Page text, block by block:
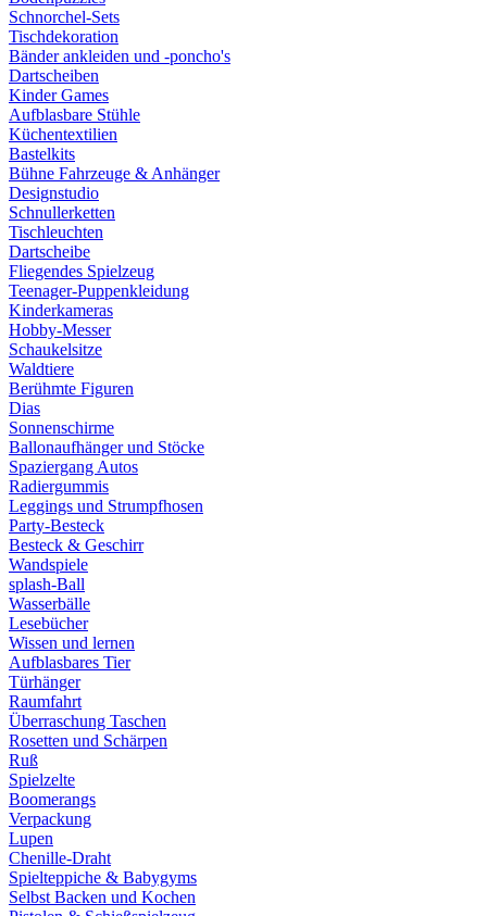
Schnorchel-Sets
Tischdekoration
Bänder ankleiden und -poncho's
Dartscheiben
Kinder Games
Aufblasbare Stühle
Küchentextilien
Bastelkits
Bühne Fahrzeuge & Anhänger
Designstudio
Schnullerketten
Tischleuchten
Dartscheibe
Fliegendes Spielzeug
Teenager-Puppenkleidung
Kinderkameras
Hobby-Messer
Schaukelsitze
Waldtiere
Berühmte Figuren
Dias
Sonnenschirme
Ballonaufhänger und Stöcke
Spaziergang Autos
Radiergummis
Leggings und Strumpfhosen
Party-Besteck
Besteck & Geschirr
Wandspiele
splash-Ball
Wasserbälle
Lesebücher
Wissen und lernen
Aufblasbares Tier
Türhänger
Raumfahrt
Überraschung Taschen
Rosetten und Schärpen
Ruß
Spielzelte
Boomerangs
Verpackung
Lupen
Chenille-Draht
Spielteppiche & Babygyms
Selbst Backen und Kochen